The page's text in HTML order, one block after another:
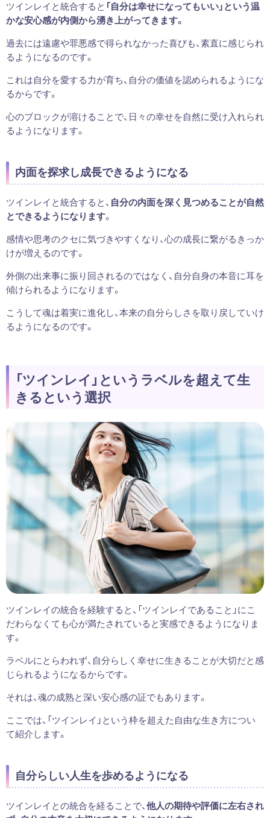
ツインレイと統合すると 「自分は幸せになってもいい」という温
かな安心感が内側から湧き上がってきます。
過去には遠慮や罪悪感で得られなかった喜びも、素直に感じられ
るようになるのです。
これは自分を愛する力が育ち、自分の価値を認められるようにな
るからです。
心のブロックが溶けることで、日々の幸せを自然に受け入れられ
るようになります。
内面を探求し成長できるようになる
ツインレイと統合すると、 自分の内面を深く見つめることが自然
とできるようになります。
感情や思考のクセに気づきやすくなり、心の成長に繋がるきっか
けが増えるのです。
外側の出来事に振り回されるのではなく、自分自身の本音に耳を
傾けられるようになります。
こうして魂は着実に進化し、本来の自分らしさを取り戻していけ
るようになるのです。
「ツインレイ」というラベルを超えて生
きるという選択
ツインレイの統合を経験すると、「ツインレイであること」にこ
だわらなくても心が満たされていると実感できるようになりま
す。
ラベルにとらわれず、自分らしく幸せに生きることが大切だと感
じられるようになるからです。
それは、魂の成熟と深い安心感の証でもあります。
ここでは、「ツインレイ」という枠を超えた自由な生き方につい
て紹介します。
自分らしい人生を歩めるようになる
ツインレイとの統合を経ることで、他人の期待や評価に左右され